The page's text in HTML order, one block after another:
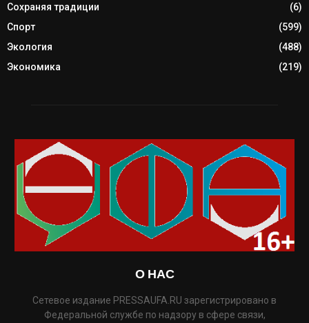
Сохраняя традиции
(6)
Спорт
(599)
Экология
(488)
Экономика
(219)
О НАС
Сетевое издание PRESSAUFA.RU зарегистрировано в
Федеральной службе по надзору в сфере связи,